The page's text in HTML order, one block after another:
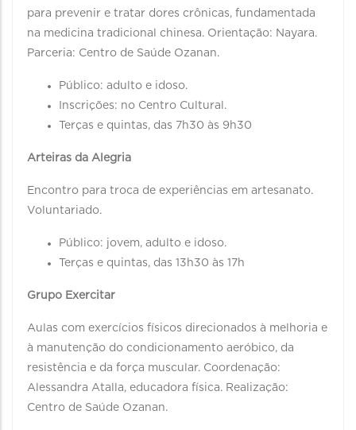
para prevenir e tratar dores crônicas, fundamentada
na medicina tradicional chinesa. Orientação: Nayara.
Parceria: Centro de Saúde Ozanan.
Público: adulto e idoso.
Inscrições: no Centro Cultural.
Terças e quintas, das 7h30 às 9h30
Arteiras da Alegria
Encontro para troca de experiências em artesanato.
Voluntariado.
Público: jovem, adulto e idoso.
Terças e quintas, das 13h30 às 17h
Grupo Exercitar
Aulas com exercícios físicos direcionados à melhoria e
à manutenção do condicionamento aeróbico, da
resistência e da força muscular. Coordenação:
Alessandra Atalla, educadora física. Realização:
Centro de Saúde Ozanan.